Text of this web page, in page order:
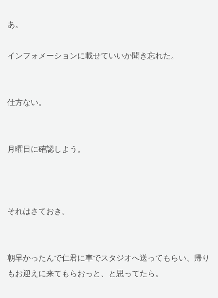
あ。
インフォメーションに載せていいか聞き忘れた。
仕方ない。
月曜日に確認しよう。
それはさておき。
朝早かったんで仁君に車でスタジオへ送ってもらい、帰り
もお迎えに来てもらおっと、と思ってたら。